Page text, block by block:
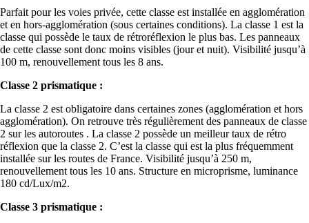
Parfait pour les voies privée, cette classe est installée en agglomération
et en hors-agglomération (sous certaines conditions). La classe 1 est la
classe qui possède le taux de rétroréflexion le plus bas. Les panneaux
de cette classe sont donc moins visibles (jour et nuit). Visibilité jusqu’à
100 m, renouvellement tous les 8 ans.
Classe 2 prismatique :
La classe 2 est obligatoire dans certaines zones (agglomération et hors
agglomération). On retrouve très régulièrement des panneaux de classe
2 sur les autoroutes . La classe 2 possède un meilleur taux de rétro
réflexion que la classe 2. C’est la classe qui est la plus fréquemment
installée sur les routes de France. Visibilité jusqu’à 250 m,
renouvellement tous les 10 ans. Structure en microprisme, luminance
180 cd/Lux/m2.
Classe 3 prismatique :